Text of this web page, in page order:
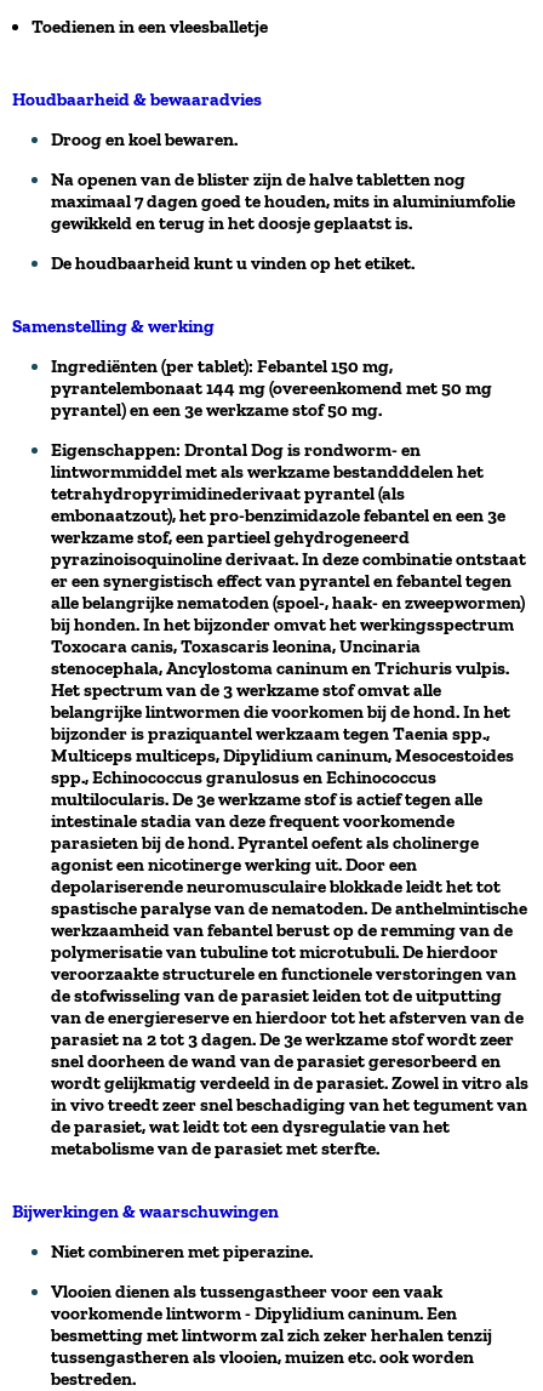
Toedienen in een vleesballetje
Houdbaarheid & bewaaradvies
Droog en koel bewaren.
Na openen van de blister zijn de halve tabletten nog
maximaal 7 dagen goed te houden, mits in aluminiumfolie
gewikkeld en terug in het doosje geplaatst is.
De houdbaarheid kunt u vinden op het etiket.
Samenstelling & werking
Ingrediënten (per tablet): Febantel 150 mg,
pyrantelembonaat 144 mg (overeenkomend met 50 mg
pyrantel) en een 3e werkzame stof 50 mg.
Eigenschappen: Drontal Dog is rondworm- en
lintwormmiddel met als werkzame bestandddelen het
tetrahydropyrimidinederivaat pyrantel (als
embonaatzout), het pro-benzimidazole febantel en een 3e
werkzame stof, een partieel gehydrogeneerd
pyrazinoisoquinoline derivaat. In deze combinatie ontstaat
er een synergistisch effect van pyrantel en febantel tegen
alle belangrijke nematoden (spoel-, haak- en zweepwormen)
bij honden. In het bijzonder omvat het werkingsspectrum
Toxocara canis, Toxascaris leonina, Uncinaria
stenocephala, Ancylostoma caninum en Trichuris vulpis.
Het spectrum van de 3 werkzame stof omvat alle
belangrijke lintwormen die voorkomen bij de hond. In het
bijzonder is praziquantel werkzaam tegen Taenia spp.,
Multiceps multiceps, Dipylidium caninum, Mesocestoides
spp., Echinococcus granulosus en Echinococcus
multilocularis. De 3e werkzame stof is actief tegen alle
intestinale stadia van deze frequent voorkomende
parasieten bij de hond. Pyrantel oefent als cholinerge
agonist een nicotinerge werking uit. Door een
depolariserende neuromusculaire blokkade leidt het tot
spastische paralyse van de nematoden. De anthelmintische
werkzaamheid van febantel berust op de remming van de
polymerisatie van tubuline tot microtubuli. De hierdoor
veroorzaakte structurele en functionele verstoringen van
de stofwisseling van de parasiet leiden tot de uitputting
van de energiereserve en hierdoor tot het afsterven van de
parasiet na 2 tot 3 dagen. De 3e werkzame stof wordt zeer
snel doorheen de wand van de parasiet geresorbeerd en
wordt gelijkmatig verdeeld in de parasiet. Zowel in vitro als
in vivo treedt zeer snel beschadiging van het tegument van
de parasiet, wat leidt tot een dysregulatie van het
metabolisme van de parasiet met sterfte.
Bijwerkingen & waarschuwingen
Niet combineren met piperazine.
Vlooien dienen als tussengastheer voor een vaak
voorkomende lintworm - Dipylidium caninum. Een
besmetting met lintworm zal zich zeker herhalen tenzij
tussengastheren als vlooien, muizen etc. ook worden
bestreden.